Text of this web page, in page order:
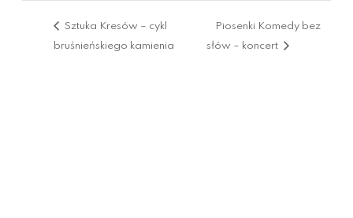
Sztuka Kresów – cykl
bruśnieńskiego kamienia
Piosenki Komedy bez
słów – koncert